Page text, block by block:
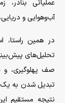
عملیاتی
آب‌وهوایی و
در همین راستا،
تحلیل‌های
صف پهلوگیری، و
تبدیل شدن به یک
نتیجه مستقیم